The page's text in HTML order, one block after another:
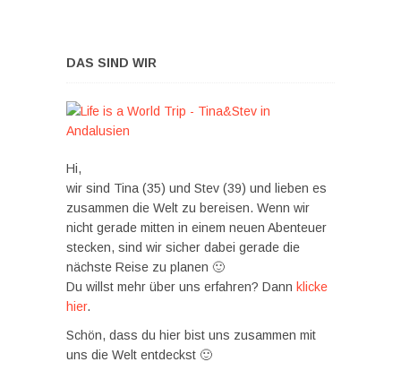
DAS SIND WIR
Hi,
wir sind Tina (35) und Stev (39) und lieben es
zusammen die Welt zu bereisen. Wenn wir
nicht gerade mitten in einem neuen Abenteuer
stecken, sind wir sicher dabei gerade die
nächste Reise zu planen 🙂
Du willst mehr über uns erfahren? Dann klicke
hier.
Schön, dass du hier bist uns zusammen mit
uns die Welt entdeckst 🙂